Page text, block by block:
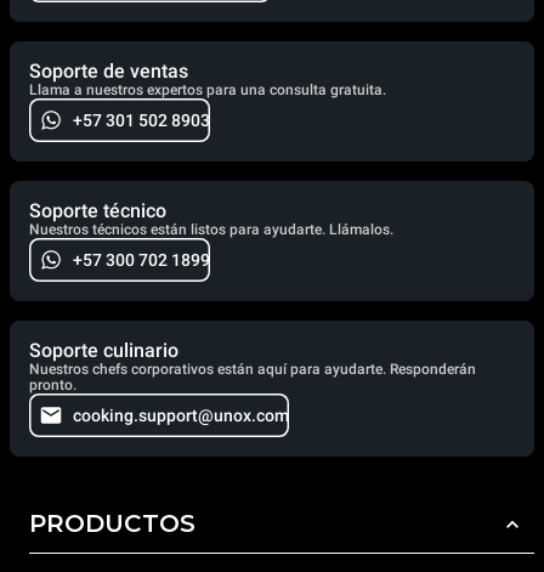
Soporte de ventas
Llama a nuestros expertos para una consulta gratuita.
+57 301 502 8903
Soporte técnico
Nuestros técnicos están listos para ayudarte. Llámalos.
+57 300 702 1899
Soporte culinario
Nuestros chefs corporativos están aquí para ayudarte. Responderán
pronto.
cooking.support@unox.com
PRODUCTOS